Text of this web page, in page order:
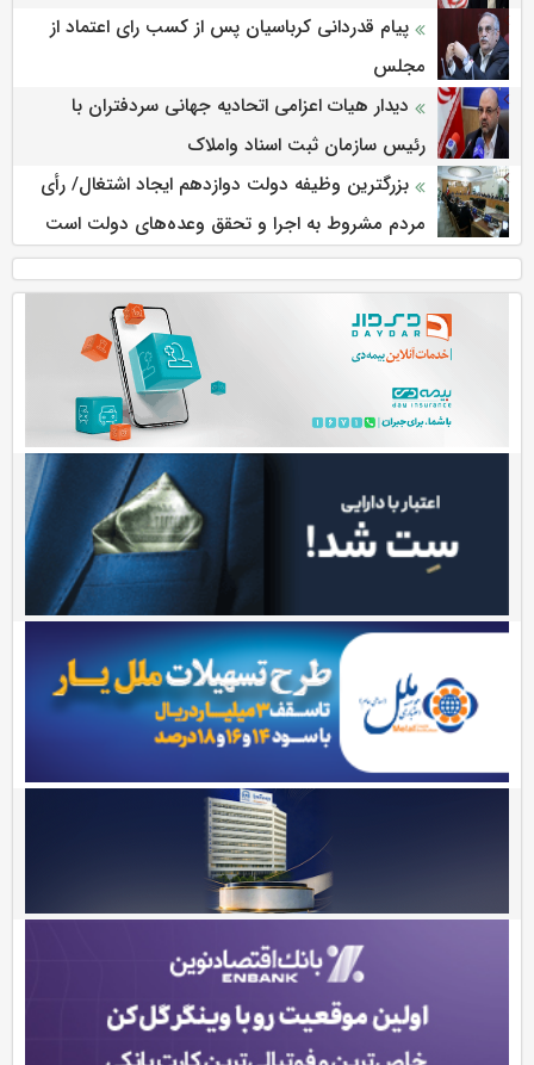
پیام قدردانی کرباسیان پس از کسب رای اعتماد از
مجلس
دیدار هیات اعزامی اتحادیه جهانی سردفتران با
رئیس سازمان ثبت اسناد واملاک
بزرگترین وظیفه دولت دوازدهم ایجاد اشتغال/ رأی
مردم مشروط به اجرا و تحقق وعده‌های دولت است